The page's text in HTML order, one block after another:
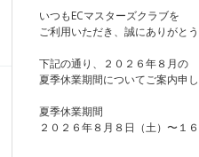
いつもECマスターズクラブを
ご利用いただき、誠にありがとう
下記の通り、２０２６年８月の
夏季休業期間についてご案内申し
夏季休業期間
２０２６年８月８日（土）〜１６